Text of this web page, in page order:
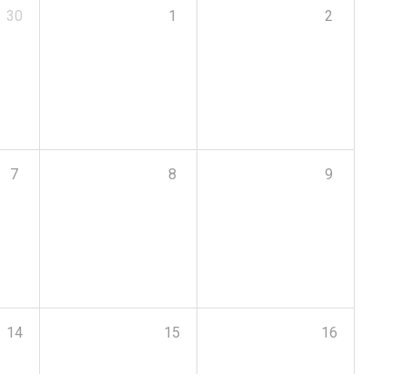
30 1 2
7 8 9
14 15 16